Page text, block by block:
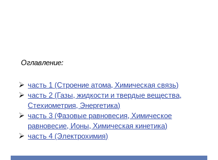
Оглавление:
часть 1 (Cтроение атома, Химическая связь)
часть 2 (Газы, жидкости и твердые вещества,
Стехиометрия, Энергетика)
часть 3 (Фазовые равновесия, Химическое
равновесие, Ионы, Химическая кинетика)
часть 4 (Электрохимия)